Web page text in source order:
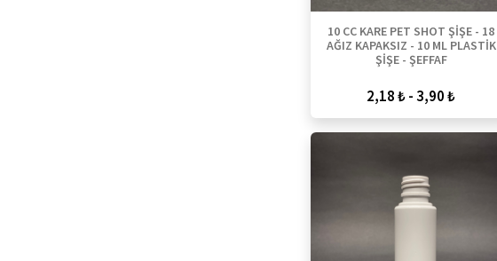
10 CC KARE PET SHOT ŞİŞE - 18
AĞIZ KAPAKSIZ - 10 ML PLASTİK
ŞİŞE - ŞEFFAF
2,18 ₺ - 3,90 ₺